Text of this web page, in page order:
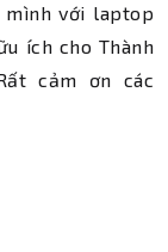
mình với laptop
ích cho Thành
cảm ơn các